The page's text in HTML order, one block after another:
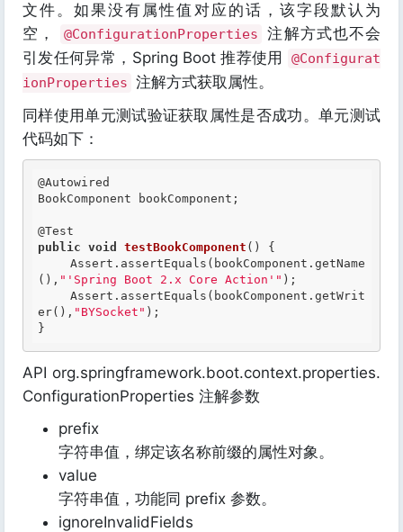
文件。如果没有属性值对应的话，该字段默认为
空，
@ConfigurationProperties
注解方式也不会
引发任何异常，Spring Boot 推荐使用
@Configurat
ionProperties 注解方式获取属性。
同样使用单元测试验证获取属性是否成功。单元测试
代码如下：
@Autowired
BookComponent bookComponent;
@Test
public void testBookComponent () {
(), "'Spring Boot 2.x Core Action'" );
er(), "BYSocket" );
API org.springframework.boot.context.properties.
ConfigurationProperties 注解参数
prefix
字符串值，绑定该名称前缀的属性对象。
value
字符串值，功能同 prefix 参数。
ignoreInvalidFields